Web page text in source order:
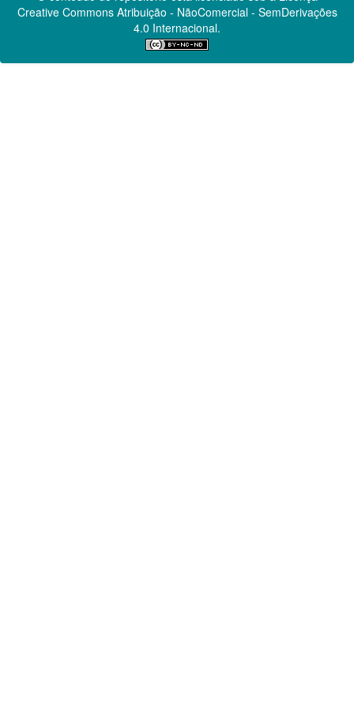
Creative CommonsAtribuição - NãoComercial - SemDerivações
4.0 Internacional.